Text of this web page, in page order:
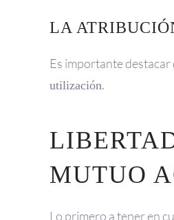
LA
Es importante
utilización.
MUTUO
Lo primero a tener en